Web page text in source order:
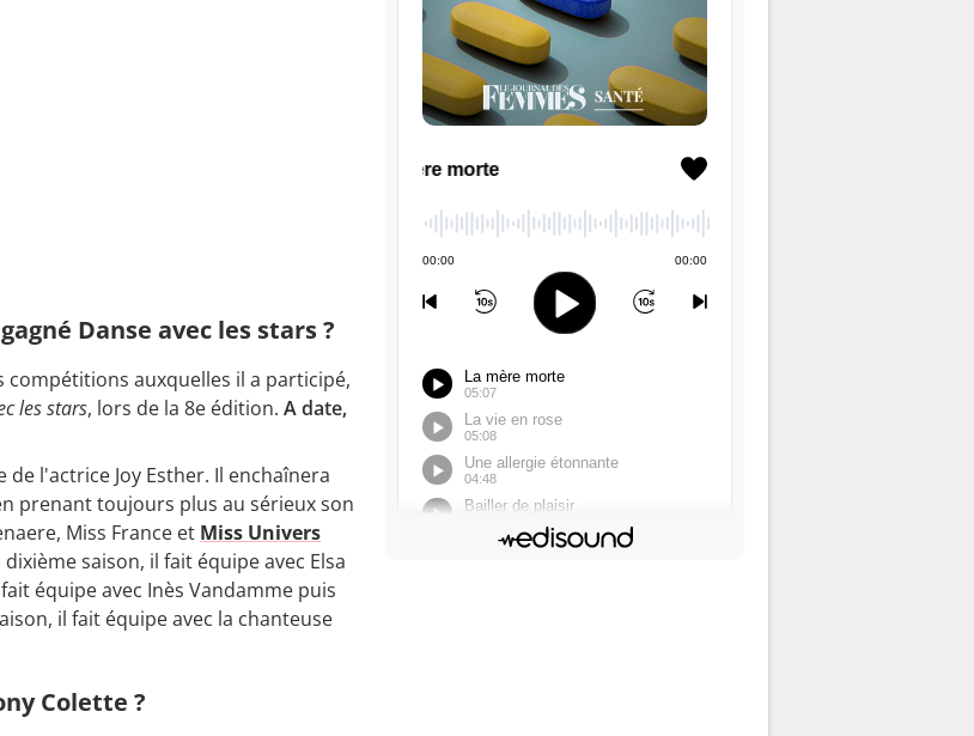
Danse avec les stars ?
auxquelles il a participé,
les stars, lors de la 8e édition. A date,
l'actrice Joy Esther. Il enchaînera
prenant toujours plus au sérieux son
Miss France et Miss Univers
saison, il fait équipe avec Elsa
équipe avec Inès Vandamme puis
il fait équipe avec la chanteuse
Colette ?